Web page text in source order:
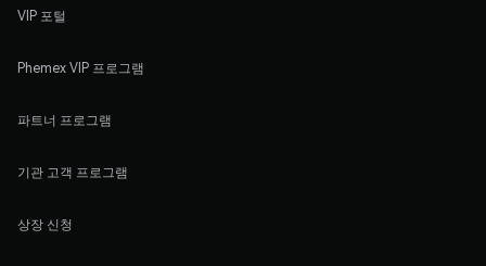
VIP 포털
Phemex VIP 프로그램
파트너 프로그램
기관 고객 프로그램
상장 신청